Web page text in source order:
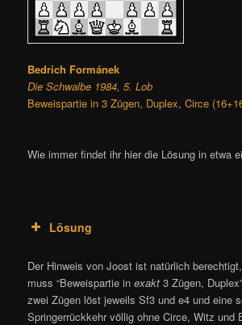
Bedrich Formánek
Die Schwalbe 1984, 5. Lob
Beweispartie in 3 Zügen, Duplex, Circe
Wie immer findet ihr hier die Lösung in etwa
Lösung
Der Hinweis von Joost ist natürlich
muss “Beweispartie inexakt 3 Zügen,
zwei Zügen löst jeweils Sf3 und e4 und eine
Springerrückkehr völlig ohne Circe, Witz und